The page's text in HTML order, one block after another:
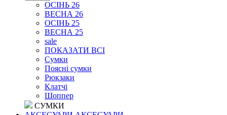
ОСІНЬ 26
ВЕСНА 26
ОСІНЬ 25
ВЕСНА 25
sale
ПОКАЗАТИ ВСІ
Сумки
Поясні сумки
Рюкзаки
Клатчі
Шоппер
СУМКИ